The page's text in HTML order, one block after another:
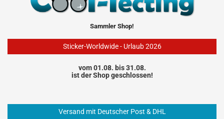
Sammler Shop!
Sticker-Worldwide - Urlaub 2026
vom 01.08. bis 31.08.
ist der Shop geschlossen!
Versand mit Deutscher Post & DHL